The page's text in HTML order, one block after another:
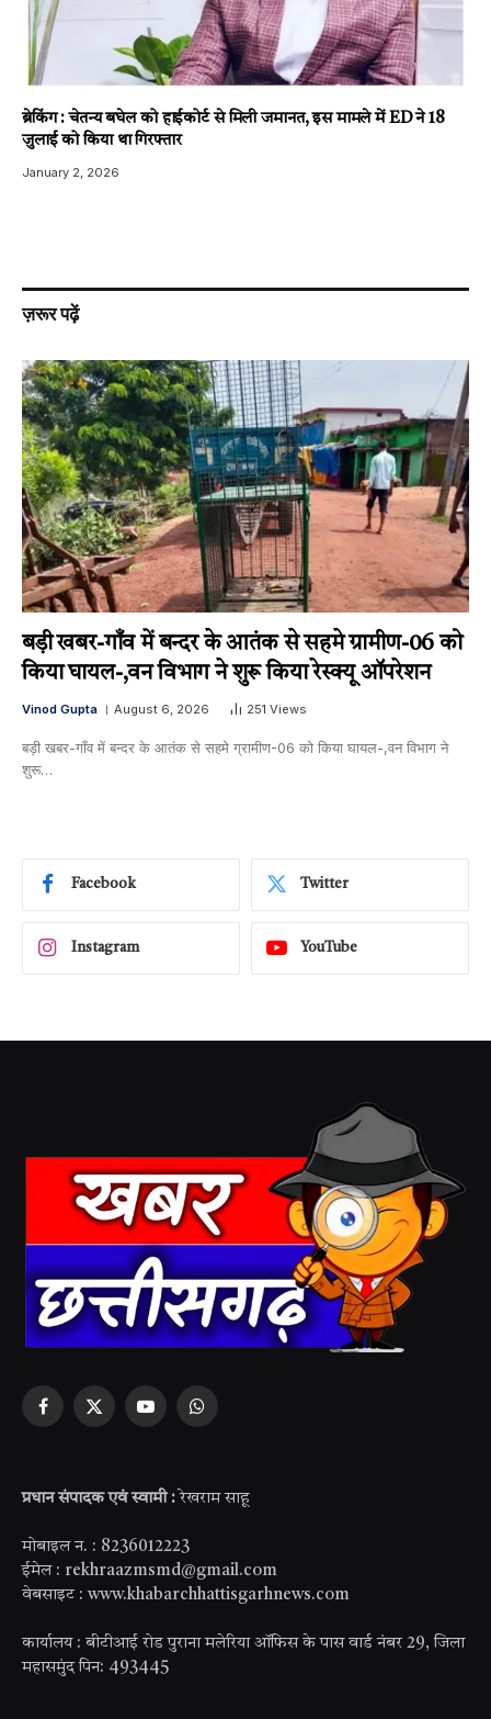
ब्रेकिंग : चेतन्य बघेल को हाईकोर्ट से मिली जमानत, इस मामले में ED ने 18
जुलाई को किया था गिरफ्तार
January 2, 2026
ज़रूर पढ़ें
बड़ी खबर-गाँव में बन्दर के आतंक से सहमे ग्रामीण-06 को
किया घायल-,वन विभाग ने शुरू किया रेस्क्यू ऑपरेशन
Vinod Gupta August 6, 2026 251 Views
बड़ी खबर-गाँव में बन्दर के आतंक से सहमे ग्रामीण-06 को किया घायल-,वन विभाग ने
शुरू…
Facebook Twitter
Instagram YouTube
Facebook
X
YouTubeWhatsApp
प्रधान संपादक एवं स्वामी : रेखराम साहू
मोबाइल न. : 8236012223
ईमेल : rekhraazmsmd@gmail.com
वेबसाइट : www.khabarchhattisgarhnews.com
कार्यालय : बीटीआई रोड पुराना मलेरिया ऑफिस के पास वार्ड नंबर 29, जिला
महासमुंद पिन: 493445